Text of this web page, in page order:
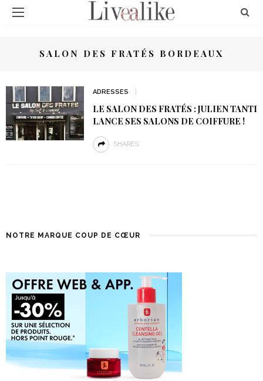
SALON DES FRATÉS BORDEAUX
ADRESSES
LE SALON DES FRATÉS : JULIEN TANTI
LANCE SES SALONS DE COIFFURE !
SHARES
NOTRE MARQUE COUP DE CŒUR